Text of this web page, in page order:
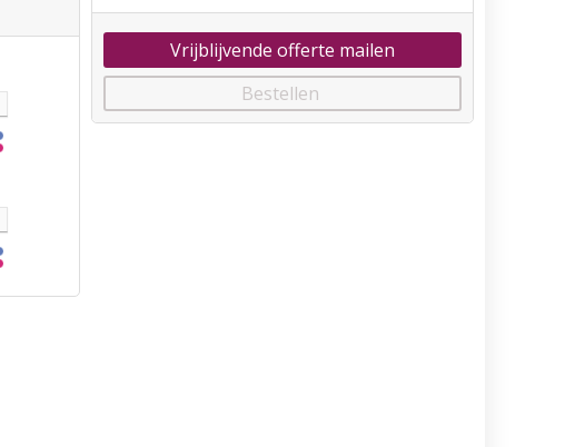
Vrijblijvende offerte mailen
Bestellen